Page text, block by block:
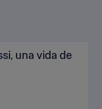
una vida de